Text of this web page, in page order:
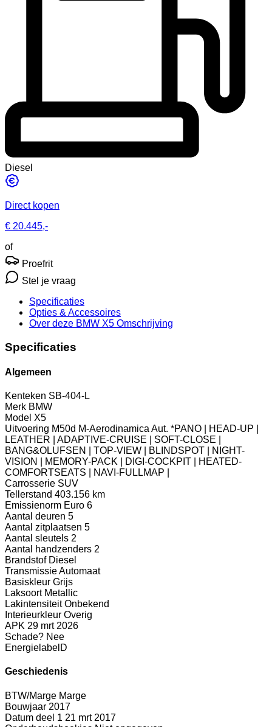
Diesel
Direct kopen
€ 20.445,-
of
Proefrit
Stel je vraag
Specificaties
Opties & Accessoires
Over deze BMW X5 Omschrijving
Specificaties
Algemeen
Kenteken SB-404-L
Merk BMW
Model X5
Uitvoering M50d M-Aerodinamica Aut. *PANO | HEAD-UP |
LEATHER | ADAPTIVE-CRUISE | SOFT-CLOSE |
BANG&OLUFSEN | TOP-VIEW | BLINDSPOT | NIGHT-
VISION | MEMORY-PACK | DIGI-COCKPIT | HEATED-
COMFORTSEATS | NAVI-FULLMAP |
Carrosserie SUV
Tellerstand 403.156 km
Emissienorm Euro 6
Aantal deuren 5
Aantal zitplaatsen 5
Aantal sleutels 2
Aantal handzenders 2
Brandstof Diesel
TransmissieAutomaat
Basiskleur Grijs
Laksoort Metallic
Lakintensiteit Onbekend
Interieurkleur Overig
APK 29 mrt 2026
Schade? Nee
Energielabel D
Geschiedenis
BTW/Marge Marge
Bouwjaar 2017
Datum deel 1 21 mrt 2017